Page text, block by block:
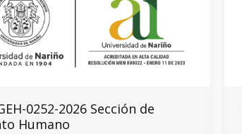
0252-2026 Sección de
Humano